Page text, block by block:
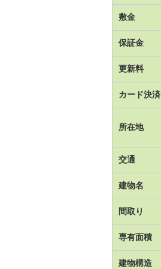
敷金
保証金
更新料
カード決済
所在地
交通
建物名
間取り
専有面積
建物構造